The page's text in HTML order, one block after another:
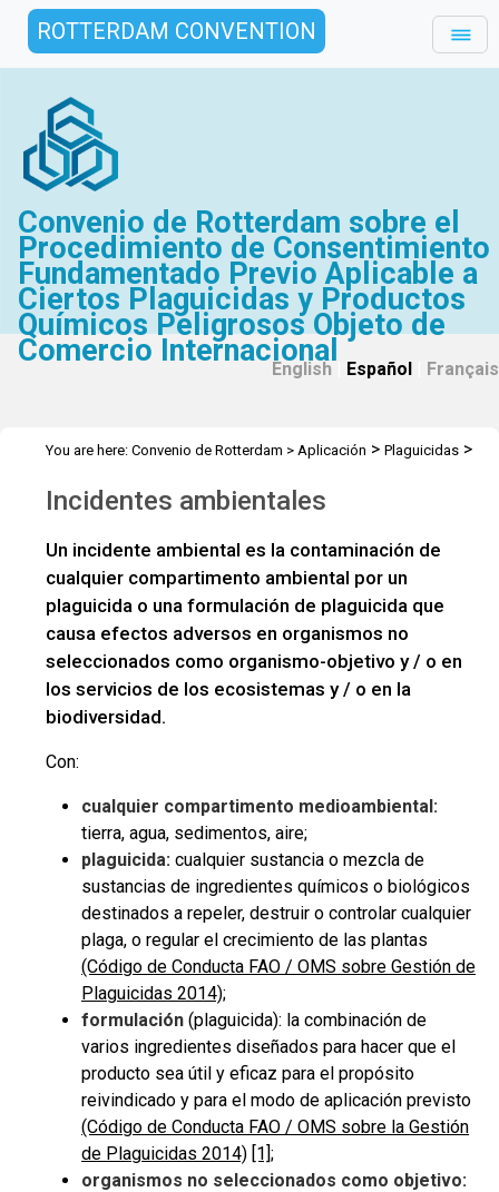
ROTTERDAM CONVENTION
Convenio de Rotterdam sobre el
Procedimiento de Consentimiento
Fundamentado Previo Aplicable a
Ciertos Plaguicidas y Productos
Químicos Peligrosos Objeto de
Comercio Internacional
English Español Français
You are here: Convenio de Rotterdam > Aplicación > Plaguicidas >
Incidentes ambientales
Un incidente ambiental es la contaminación de
cualquier compartimento ambiental por un
plaguicida o una formulación de plaguicida que
causa efectos adversos en organismos no
seleccionados como organismo-objetivo y / o en
los servicios de los ecosistemas y / o en la
biodiversidad.
Con:
cualquier compartimento medioambiental:
tierra, agua, sedimentos, aire;
plaguicida: cualquier sustancia o mezcla de
sustancias de ingredientes químicos o biológicos
destinados a repeler, destruir o controlar cualquier
plaga, o regular el crecimiento de las plantas
(Código de Conducta FAO / OMS sobre Gestión de
Plaguicidas 2014);
formulación (plaguicida): la combinación de
varios ingredientes diseñados para hacer que el
producto sea útil y eficaz para el propósito
reivindicado y para el modo de aplicación previsto
(Código de Conducta FAO / OMS sobre la Gestión
de Plaguicidas 2014) [1];
organismos no seleccionados como objetivo: